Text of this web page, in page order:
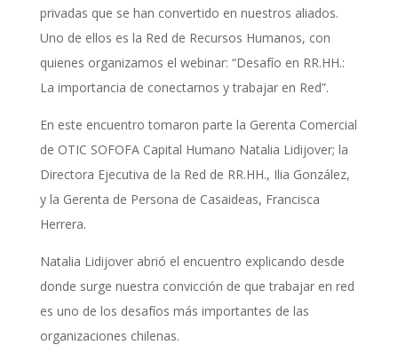
privadas que se han convertido en nuestros aliados.
Uno de ellos es la Red de Recursos Humanos, con
quienes organizamos el webinar: “Desafío en RR.HH.:
La importancia de conectarnos y trabajar en Red”.
En este encuentro tomaron parte la Gerenta Comercial
de OTIC SOFOFA Capital Humano Natalia Lidijover; la
Directora Ejecutiva de la Red de RR.HH., Ilia González,
y la Gerenta de Persona de Casaideas, Francisca
Herrera.
Natalia Lidijover abrió el encuentro explicando desde
donde surge nuestra convicción de que trabajar en red
es uno de los desafíos más importantes de las
organizaciones chilenas.